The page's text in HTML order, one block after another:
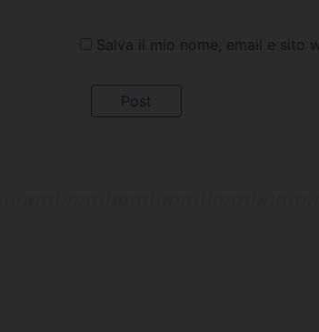
Salva il mio nome, email e sito